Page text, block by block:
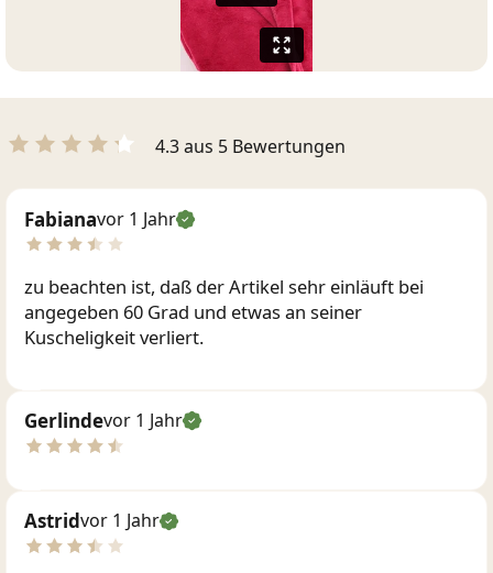
4.3 aus 5 Bewertungen
Fabianavor 1 Jahr
zu beachten ist, daß der Artikel sehr einläuft bei
angegeben 60 Grad und etwas an seiner
Kuscheligkeit verliert.
Gerlindevor 1 Jahr
Astridvor 1 Jahr